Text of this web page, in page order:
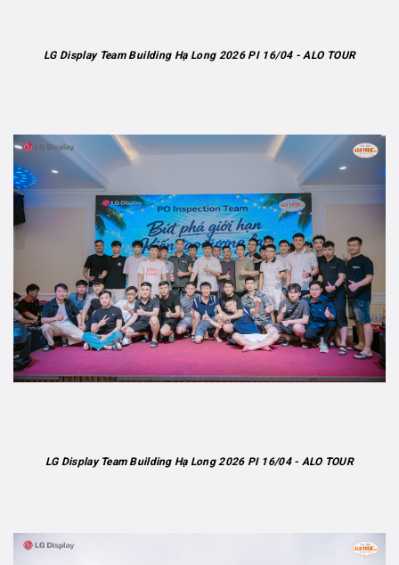
LG Display Team Building Hạ Long 2026 PI 16/04 - ALO TOUR
LG Display Team Building Hạ Long 2026 PI 16/04 - ALO TOUR